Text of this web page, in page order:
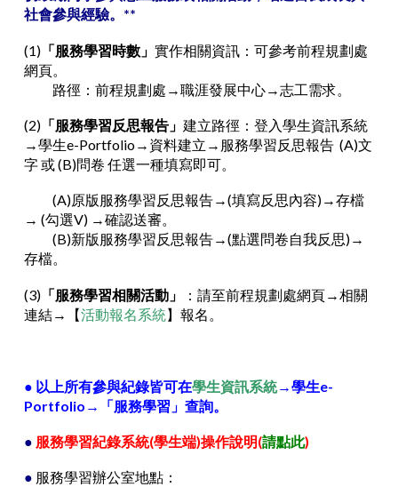
社會參與經驗。**
(1)「服務學習時數」 實作相關資訊：可參考前程規劃處
網頁。
路徑：前程規劃處→職涯發展中心→志工需求。
(2)「服務學習反思報告」 建立路徑：登入學生資訊系統
→學生e-Portfolio→資料建立→服務學習反思報告 (A)文
字 或 (B)問卷 任選一種填寫即可。
(A)原版服務學習反思報告→(填寫反思內容)→存檔
→ (勾選V) →確認送審。
(B)新版服務學習反思報告→(點選問卷自我反思)→
存檔。
(3)「服務學習相關活動」
：請至前程規劃處網頁→相關
連結→【活動報名系統】報名。
● 以上所有參與紀錄皆可在學生資訊系統→學生e-
Portfolio→「服務學習」查詢。
● 服務學習紀錄系統(學生端)操作說明(請點此)
● 服務學習辦公室地點：